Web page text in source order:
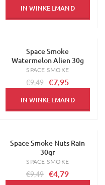
IN WINKELMAND
Space Smoke
Watermelon Alien 30g
SPACE SMOKE
€9,49 €7,95
IN WINKELMAND
-50%
Space Smoke Nuts Rain
30gr
SPACE SMOKE
€9,49 €4,79